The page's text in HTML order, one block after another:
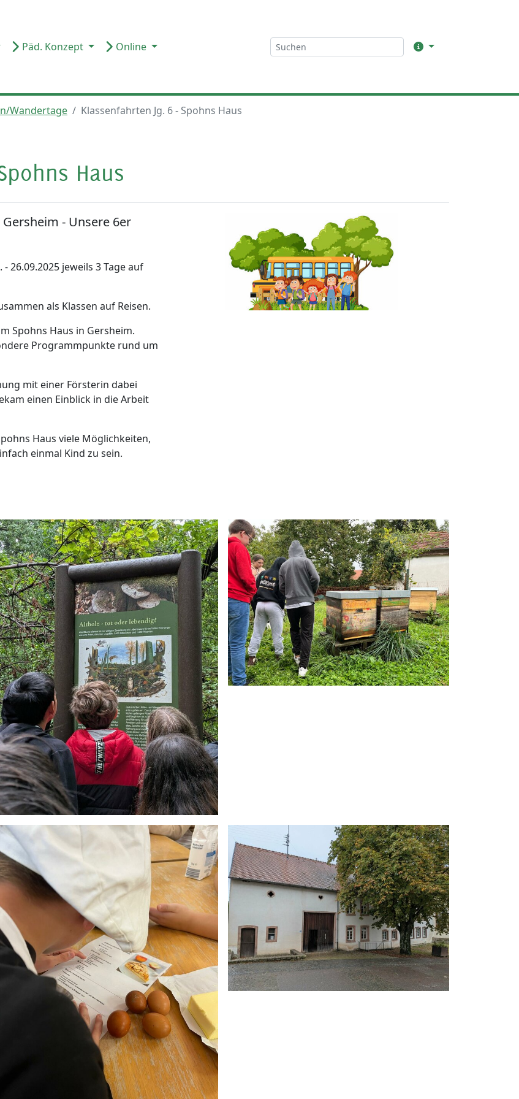
Päd. Konzept Online
Wandertage Klassenfahrten Jg. 6 - Spohns Haus
Haus
- Unsere 6er
26.09.2025 jeweils 3 Tage auf
als Klassen auf Reisen.
Spohns Haus in Gersheim.
Programmpunkte rund um
mit einer Försterin dabei
einen Einblick in die Arbeit
Haus viele Möglichkeiten,
einmal Kind zu sein.